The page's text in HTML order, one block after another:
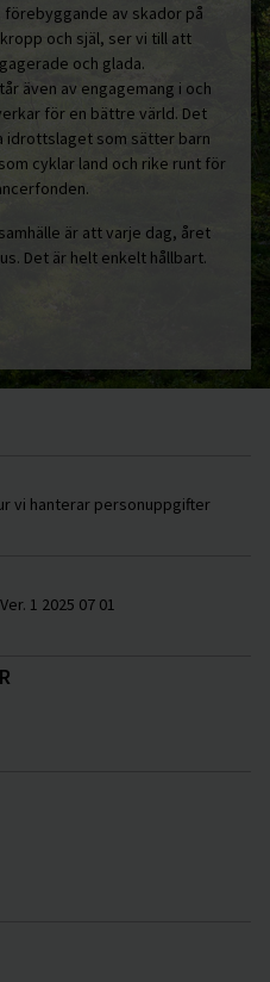
av skador på
och själ, ser vi till att
och glada.
även av engagemang i och
för en bättre värld. Det
idrottslaget som sätter barn
cyklar land och rike runt för
är att varje dag, året
Det är helt enkelt hållbart.
vi hanterar personuppgifter
1 2025 07 01